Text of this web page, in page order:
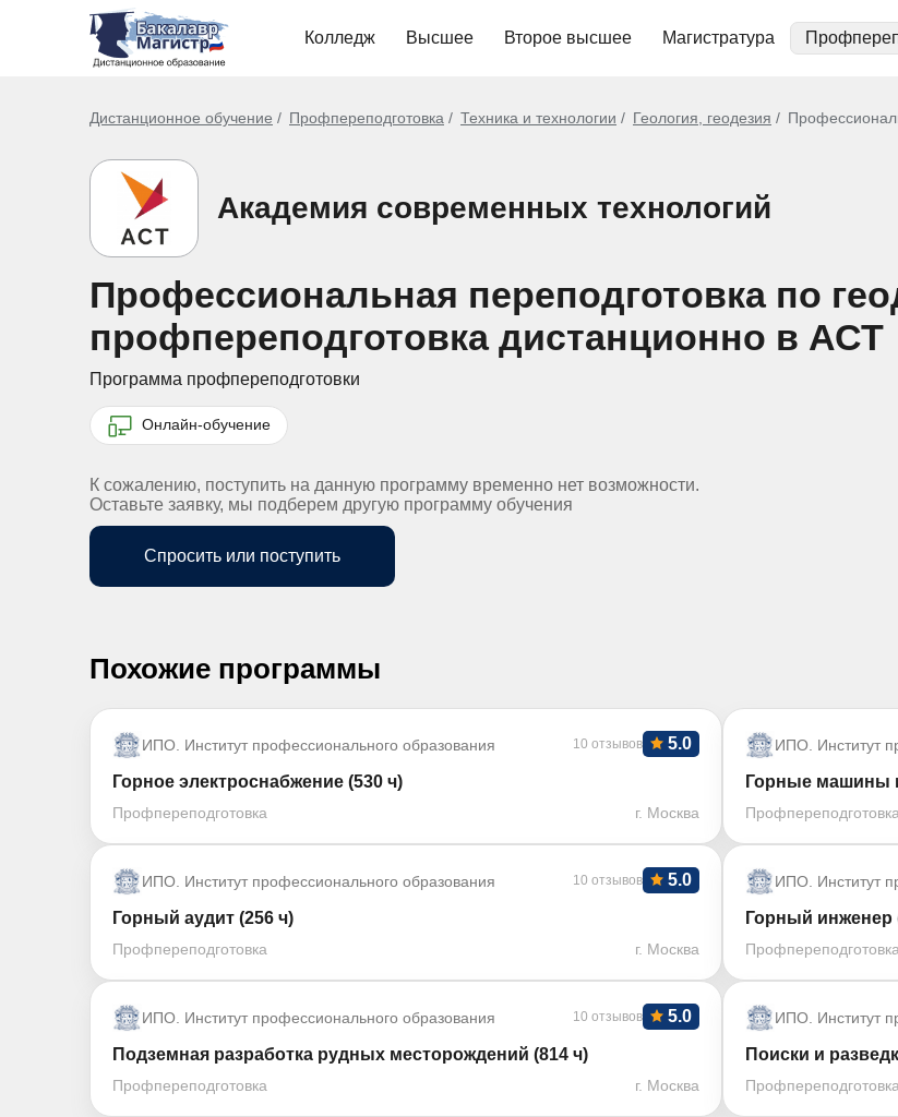
Колледж Высшее Второе высшее Магистратура
Дистанционное обучение Профпереподготовка Техника и технологии Геология, геодезия
Академия современных технологий
Профессиональная переподготовка по
профпереподготовка дистанционно в АСТ
Программа профпереподготовки
Онлайн-обучение
К сожалению, поступить на данную программу временно нет возможности.
Оставьте заявку, мы подберем другую программу обучения
Спросить или поступить
Похожие программы
ИПО. Институт профессионального образования 10 отзывов 5.0
Горное электроснабжение (530 ч)
Профпереподготовка г. Москва
ИПО. Институт
Горные машины
Профпереподготовка
ИПО. Институт профессионального образования 10 отзывов 5.0
Горный аудит (256 ч)
Профпереподготовка г. Москва
ИПО. Институт
Горный инженер
Профпереподготовка
ИПО. Институт профессионального образования 10 отзывов 5.0
Подземная разработка рудных месторождений (814 ч)
Профпереподготовка г. Москва
ИПО. Институт
Поиски и
Профпереподготовка